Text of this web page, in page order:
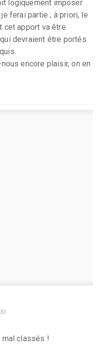
logiquement imposer
ferai partie ; à priori, le
cet apport va être
devraient être portés
encore plaisir, on en
classés !